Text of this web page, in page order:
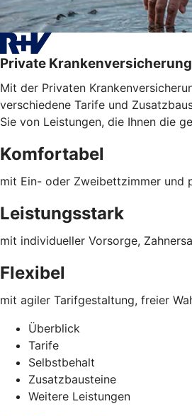
Private Krankenversicherung
Mit der Privaten
verschiedene Tarife und
Sie von Leistungen, die Ihnen die
Komfortabel
mit Ein- oder Zweibettzimmer und
Leistungsstark
mit individueller Vorsorge,
Flexibel
mit agiler Tarifgestaltung, freier
Überblick
Tarife
Selbstbehalt
Zusatzbausteine
Weitere Leistungen